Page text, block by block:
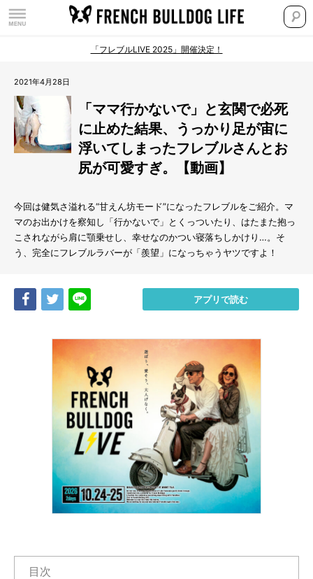
「フレブルLIVE 2025」開催決定！
2021年4月28日
「ママ行かないで」と玄関で必死
に止めた結果、うっかり足が宙に
浮いてしまったフレブルさんとお
尻が可愛すぎ。【動画】
今回は健気さ溢れる“甘えん坊モード”になったフレブルをご紹介。マ
マのお出かけを察知し「行かないで」とくっついたり、はたまた抱っ
こされながら肩に顎乗せし、幸せなのかつい寝落ちしかけり…。そ
う、完全にフレブルラバーが「羨望」になっちゃうヤツですよ！
Share Tweet アプリで読む
目次